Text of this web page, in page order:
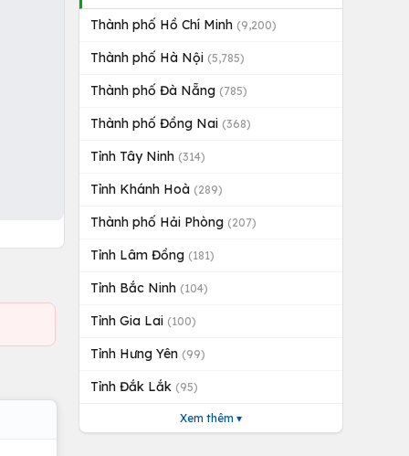
Thành phố Hồ Chí Minh (9,200)
Thành phố Hà Nội (5,785)
Thành phố Đà Nẵng (785)
Thành phố Đồng Nai (368)
Tỉnh Tây Ninh (314)
Tỉnh Khánh Hoà (289)
Thành phố Hải Phòng (207)
Tỉnh Lâm Đồng (181)
Tỉnh Bắc Ninh (104)
Tỉnh Gia Lai (100)
Tỉnh Hưng Yên (99)
Tỉnh Đắk Lắk (95)
Xem thêm ▾